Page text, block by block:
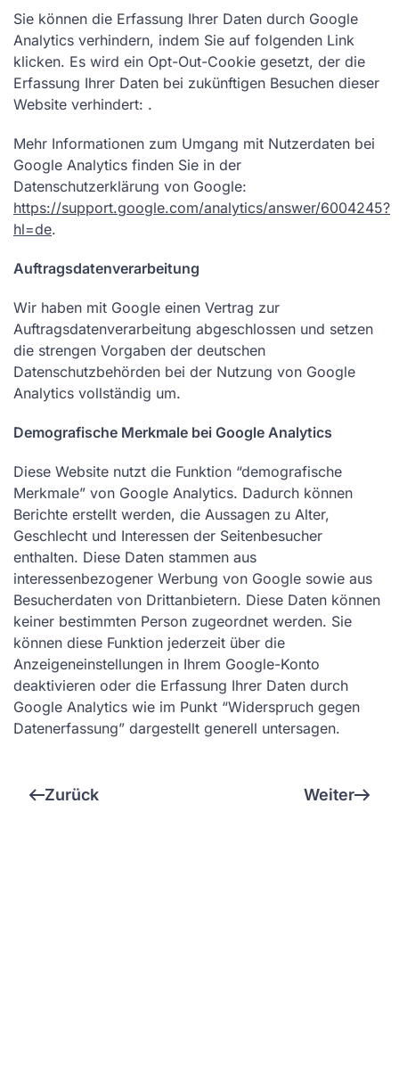
Sie können die Erfassung Ihrer Daten durch Google
Analytics verhindern, indem Sie auf folgenden Link
klicken. Es wird ein Opt-Out-Cookie gesetzt, der die
Erfassung Ihrer Daten bei zukünftigen Besuchen dieser
Website verhindert: .
Mehr Informationen zum Umgang mit Nutzerdaten bei
Google Analytics finden Sie in der
Datenschutzerklärung von Google:
https://support.google.com/analytics/answer/6004245?
hl=de.
Auftragsdatenverarbeitung
Wir haben mit Google einen Vertrag zur
Auftragsdatenverarbeitung abgeschlossen und setzen
die strengen Vorgaben der deutschen
Datenschutzbehörden bei der Nutzung von Google
Analytics vollständig um.
Demografische Merkmale bei Google Analytics
Diese Website nutzt die Funktion “demografische
Merkmale” von Google Analytics. Dadurch können
Berichte erstellt werden, die Aussagen zu Alter,
Geschlecht und Interessen der Seitenbesucher
enthalten. Diese Daten stammen aus
interessenbezogener Werbung von Google sowie aus
Besucherdaten von Drittanbietern. Diese Daten können
keiner bestimmten Person zugeordnet werden. Sie
können diese Funktion jederzeit über die
Anzeigeneinstellungen in Ihrem Google-Konto
deaktivieren oder die Erfassung Ihrer Daten durch
Google Analytics wie im Punkt “Widerspruch gegen
Datenerfassung” dargestellt generell untersagen.
Zurück Weiter